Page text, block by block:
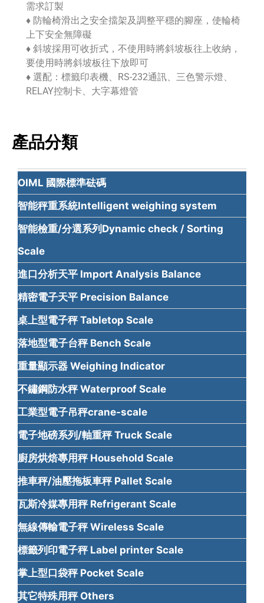
需求訂製
♦ 防輪椅滑出之安全擋架及調整平穩的腳座，使輪椅
上下安全無障礙
♦ 斜坡採用可收折式，不使用時將斜坡板往上收納，
要使用時將斜坡板往下放即可
♦ 選配：標籤印表機、RS-232通訊、三色警示燈、
RELAY控制卡、大字幕燈管
產品分類
OIML 國際標準砝碼
智能秤重系統Intelligent weighing system
智能檢重/分選系列Dynamic check / Sorting
Scale
進口分析天平 Import Analysis Balance
精密電子天平 Precision Balance
桌上型電子秤 Tabletop Scale
落地型電子台秤 Bench Scale
重量顯示器 Weighing Indicator
不鏽鋼防水秤 Waterproof Scale
工業型電子吊秤crane-scale
電子地磅系列/軸重秤 Truck Scale
廚房烘焙專用秤 Household Scale
推車秤/油壓拖板車秤 Pallet Scale
瓦斯冷媒專用秤 Refrigerant Scale
無線傳輸電子秤 Wireless Scale
標籤列印電子秤 Label printer Scale
掌上型口袋秤 Pocket Scale
其它特殊用秤 Others